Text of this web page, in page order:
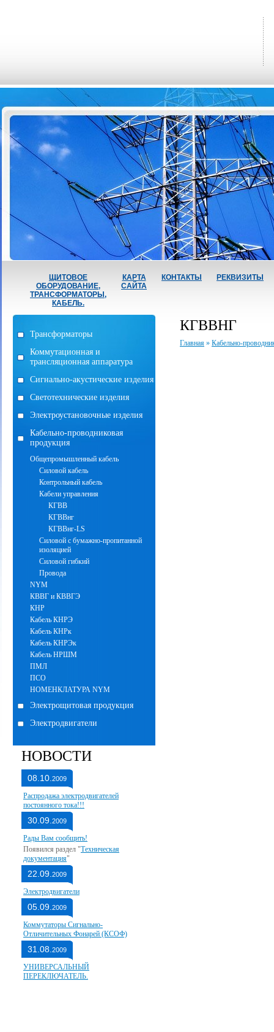
ЩИТОВОЕ
ОБОРУДОВАНИЕ,
ТРАНСФОРМАТОРЫ,
КАБЕЛЬ.
КАРТА
САЙТА
КОНТАКТЫ РЕКВИЗИТЫ
Трансформаторы
Коммутационная и
трансляционная аппаратура
Сигнально-акустические изделия
Светотехнические изделия
Электроустановочные изделия
Кабельно-проводниковая
продукция
Общепромышленный кабель
Силовой кабель
Контрольный кабель
Кабели управления
КГВВ
КГВВнг
КГВВнг-LS
Силовой с бумажно-пропитанной
изоляцией
Силовой гибкий
Провода
NYM
КВВГ и КВВГЭ
КНР
Кабель КНРЭ
Кабель КНРк
Кабель КНРЭк
Кабель НРШМ
ПМЛ
ПСО
НОМЕНКЛАТУРА NYM
Электрощитовая продукция
Электродвигатели
НОВОСТИ
08.10. 2009
Распродажа электродвигателей
постоянного тока!!!
30.09. 2009
Рады Вам сообщить!
Появился раздел "Техническая
документация"
22.09. 2009
Электродвигатели
05.09. 2009
Коммутаторы Сигнально-
Отличительных Фонарей (КСОФ)
31.08. 2009
УНИВЕРСАЛЬНЫЙ
ПЕРЕКЛЮЧАТЕЛЬ.
КГВВНГ
Главная » Кабельно-